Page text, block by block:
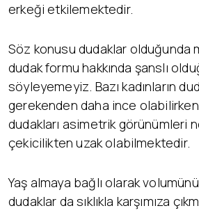
erkeği etkilemektedir.
Söz konusu dudaklar olduğunda
dudak formu hakkında şanslı
söyleyemeyiz. Bazı kadınların
gerekenden daha ince olabilirken
dudakları asimetrik görünümleri
çekicilikten uzak olabilmektedir.
Yaş almaya bağlı olarak
dudaklar da sıklıkla karşımıza